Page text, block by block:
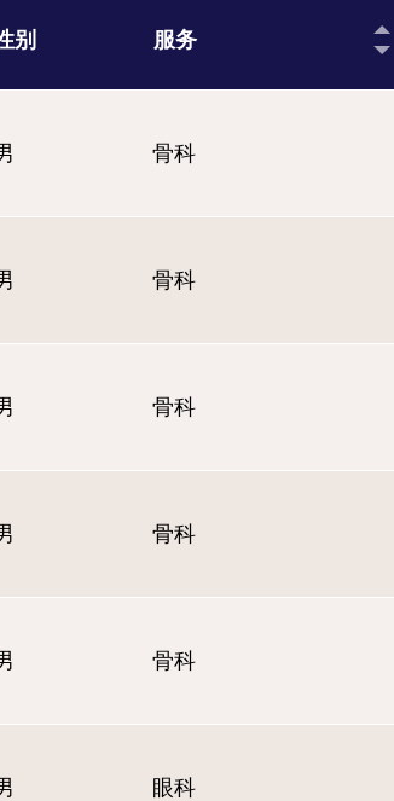
别 服务
骨科
骨科
骨科
骨科
骨科
眼科